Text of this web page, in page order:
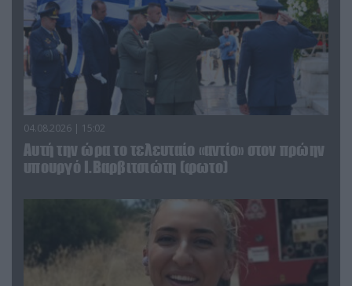
04.08.2026 | 15:02
Αυτή την ώρα το τελευταίο «αντίο» στον πρώην
υπουργό Ι.Βαρβιτσιώτη (φωτο)